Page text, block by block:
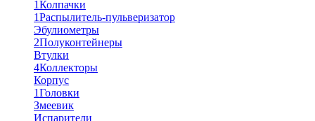
1Колпачки
1Распылитель-пульверизатор
Эбулиометры
2Полуконтейнеры
Втулки
4Коллекторы
Корпус
1Головки
Змеевик
Испарители